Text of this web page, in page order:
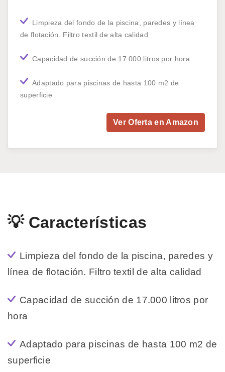
Limpieza del fondo de la piscina, paredes y línea
de flotación. Filtro textil de alta calidad
Capacidad de succión de 17.000 litros por hora
Adaptado para piscinas de hasta 100 m2 de
superficie
Ver Oferta en Amazon
💡 Características
Limpieza del fondo de la piscina, paredes y
línea de flotación. Filtro textil de alta calidad
Capacidad de succión de 17.000 litros por
hora
Adaptado para piscinas de hasta 100 m2 de
superficie